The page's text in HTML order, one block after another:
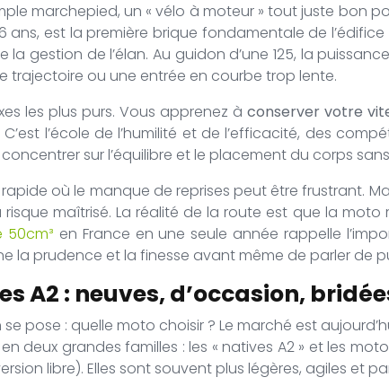
marchepied, un « vélo à moteur » tout juste bon
ans, est la première brique fondamentale de
gestion de l’élan. Au guidon d’une 125, la
trajectoire ou une entrée en courbe trop lente.
les plus purs. Vous apprenez à conserver votre
l’école de l’humilité et de l’efficacité, des
sur l’équilibre et le placement du corps
où le manque de reprises peut être frustrant.
maîtrisé. La réalité de la route est que la moto
en France en une seule année rappelle
la prudence et la finesse avant même de parler de
A2 : neuves, d’occasion,
pose : quelle moto choisir ? Le marché est
deux grandes familles : les « natives A2 » et les
libre). Elles sont souvent plus légères, agiles et